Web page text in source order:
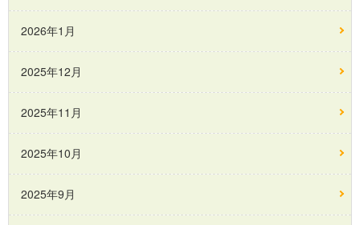
2026年1月
2025年12月
2025年11月
2025年10月
2025年9月